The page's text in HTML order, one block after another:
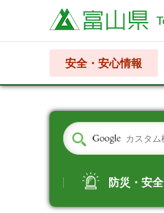
富山県
安全・安心情報
防災・安全